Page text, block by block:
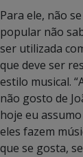
Para ele, não
popular não
ser utilizada
que deve ser
estilo musical.
não gosto de
hoje eu
eles fazem
que se gosta,